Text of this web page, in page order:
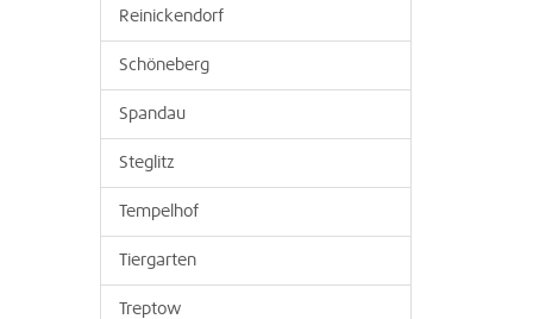
Reinickendorf
Schöneberg
Spandau
Steglitz
Tempelhof
Tiergarten
Treptow